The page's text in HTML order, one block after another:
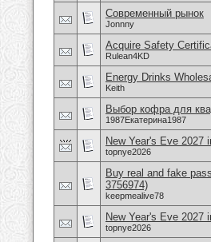
Современный рынок
Jonnny
Acquire Safety
Rulean4KD
Energy Drinks
Keith
Выбор кофра для
1987Екатерина1987
New Year's Eve 2027
topnye2026
Buy real and fake
3756974)
keepmealive78
New Year's Eve 2027
topnye2026